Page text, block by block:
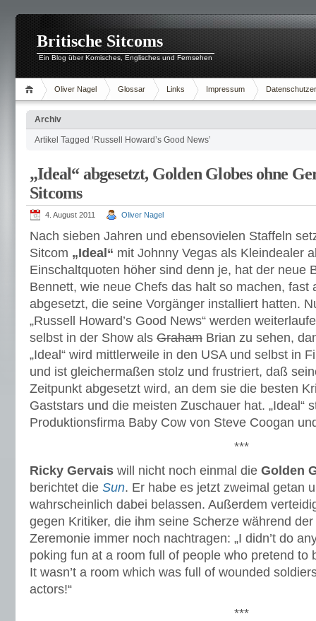
Britische Sitcoms
Ein Blog über Komisches, Englisches und Fernsehen
Oliver Nagel Glossar Links Impressum
Archiv
Artikel Tagged ‘Russell Howard’s Good News’
„Ideal“ abgesetzt, Golden Globes ohne
Sitcoms
4. August 2011 Oliver Nagel
Nach sieben Jahren und ebensovielen Staffeln
Sitcom „Ideal“ mit Johnny Vegas als Kleindealer
Einschaltquoten höher sind denn je, hat der neue
Bennett, wie neue Chefs das halt so machen, fast
abgesetzt, die seine Vorgänger installiert hatten.
„Russell Howard’s Good News“ werden
selbst in der Show als Graham Brian zu sehen,
„Ideal“ wird mittlerweile in den USA und selbst in
und ist gleichermaßen stolz und frustriert, daß
Zeitpunkt abgesetzt wird, an dem sie die besten
Gaststars und die meisten Zuschauer hat. „Ideal“
Produktionsfirma Baby Cow von Steve Coogan
***
Ricky Gervais will nicht noch einmal die Golden
berichtet die Sun. Er habe es jetzt zweimal getan
wahrscheinlich dabei belassen. Außerdem
gegen Kritiker, die ihm seine Scherze während
Zeremonie immer noch nachtragen: „I didn’t do
poking fun at a room full of people who pretend to
It wasn’t a room which was full of wounded
actors!“
***